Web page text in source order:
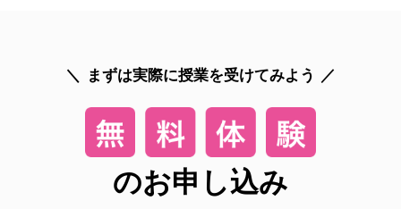
まずは実際に授業を受けてみよう
のお申し込み